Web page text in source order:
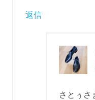
返信
さとぅさ